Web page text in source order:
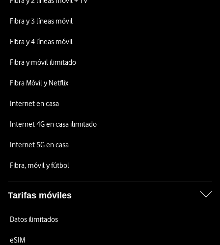
Fibra y 3 líneas móvil
Fibra y 4 líneas móvil
Fibra y móvil ilimitado
Fibra Móvil y Netflix
Internet en casa
Internet 4G en casa ilimitado
Internet 5G en casa
Fibra, móvil y fútbol
Tarifas móviles
Datos ilimitados
eSIM